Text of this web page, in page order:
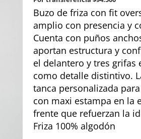
Buzo de friza con fit
amplio con presencia y
Cuenta con puños
aportan estructura y
el delantero y tres grifas
como detalle distintivo.
tanca personalizada
con maxi estampa en la
frente que refuerzan la
Friza 100% algodón